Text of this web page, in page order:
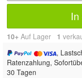
10+ Auf Lager 1
,
Ratenzahlung,
30 Tagen